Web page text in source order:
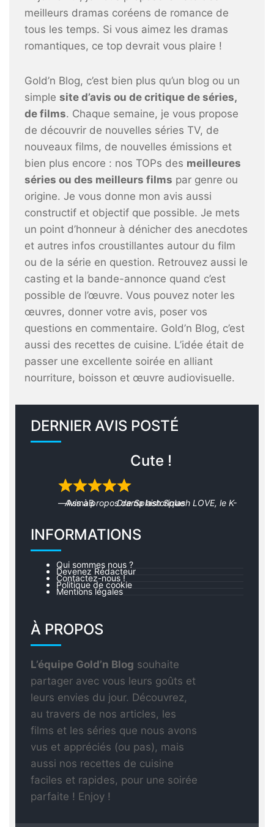
meilleurs dramas coréens de romance de
tous les temps. Si vous aimez les dramas
romantiques, ce top devrait vous plaire !
Gold’n Blog, c’est bien plus qu’un blog ou un
simple site d’avis ou de critique de séries,
de films. Chaque semaine, je vous propose
de découvrir de nouvelles séries TV, de
nouveaux films, de nouvelles émissions et
bien plus encore : nos TOPs des meilleures
séries ou des meilleurs films par genre ou
origine. Je vous donne mon avis aussi
constructif et objectif que possible. Je mets
un point d’honneur à dénicher des anecdotes
et autres infos croustillantes autour du film
ou de la série en question. Retrouvez aussi le
casting et la bande-annonce quand c’est
possible de l’œuvre. Vous pouvez noter les
œuvres, donner votre avis, poser vos
questions en commentaire. Gold’n Blog, c’est
aussi des recettes de cuisine. L’idée était de
passer une excellente soirée en alliant
nourriture, boisson et œuvre audiovisuelle.
DERNIER AVIS POSTÉ
Cute !
Rated
5
out of 5
Avis à propos deSplash Splash LOVE, le K-Drama historique
AsmaB
INFORMATIONS
Qui sommes nous ?
Devenez Rédacteur
Contactez-nous !
Politique de cookie
Mentions légales
À PROPOS
L’équipe Gold’n Blog souhaite
partager avec vous leurs goûts et
leurs envies du jour. Découvrez,
au travers de nos articles, les
films et les séries que nous avons
vus et appréciés (ou pas), mais
aussi nos recettes de cuisine
faciles et rapides, pour une soirée
parfaite ! Enjoy !